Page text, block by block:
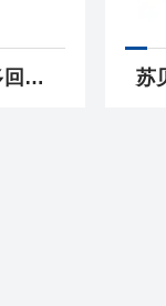
ZB180苏贝智能调节型多回转阀门电动装置 执行机构